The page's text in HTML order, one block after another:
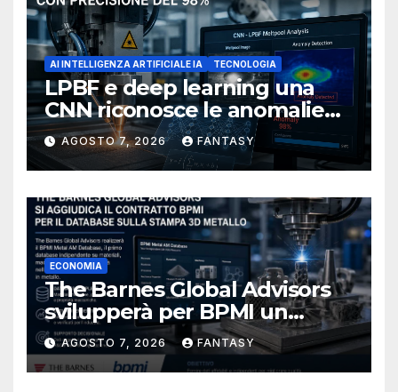
AI INTELLIGENZA ARTIFICIALE IA TECNOLOGIA
LPBF e deep learning una
CNN riconosce le anomalie
del bagno di fusione
AGOSTO 7, 2026 FANTASY
ECONOMIA
The Barnes Global Advisors
svilupperà per BPMI un
database per la stampa 3D
metallica destinata alla filiera
navale statunitense
AGOSTO 7, 2026 FANTASY